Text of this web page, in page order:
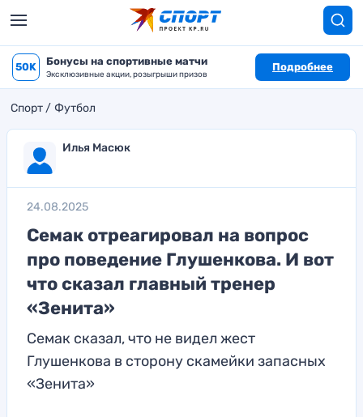
50K Бонусы на спортивные матчи
Эксклюзивные акции, розыгрыши призов
Подробнее
Спорт Футбол
Илья Масюк
24.08.2025
Семак отреагировал на вопрос
про поведение Глушенкова. И вот
что сказал главный тренер
«Зенита»
Семак сказал, что не видел жест
Глушенкова в сторону скамейки запасных
«Зенита»